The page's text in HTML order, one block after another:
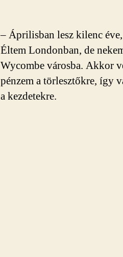
– Áprilisban lesz kilenc
Éltem Londonban, de
Wycombe városba. Akkor
pénzem a törlesztőkre, így
a kezdetekre.